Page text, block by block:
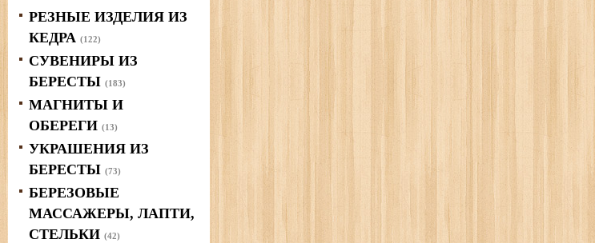
РЕЗНЫЕ ИЗДЕЛИЯ ИЗ
КЕДРА (122)
СУВЕНИРЫ ИЗ
БЕРЕСТЫ (183)
МАГНИТЫ И
ОБЕРЕГИ (13)
УКРАШЕНИЯ ИЗ
БЕРЕСТЫ (73)
БЕРЕЗОВЫЕ
МАССАЖЕРЫ, ЛАПТИ,
СТЕЛЬКИ (42)